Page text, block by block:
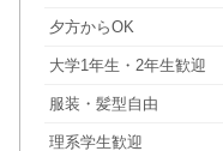
夕方からOK
大学1年生・2年生歓迎
服装・髪型自由
理系学生歓迎